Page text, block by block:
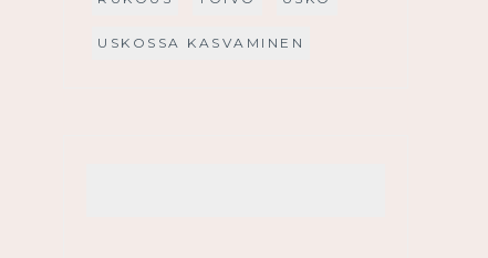
USKOSSA KASVAMINEN